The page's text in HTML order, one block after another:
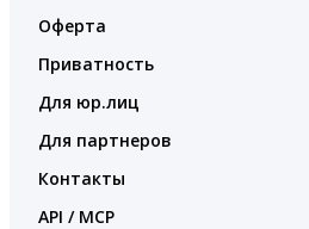
Оферта
Приватность
Для юр.лиц
Для партнеров
Контакты
API / MCP